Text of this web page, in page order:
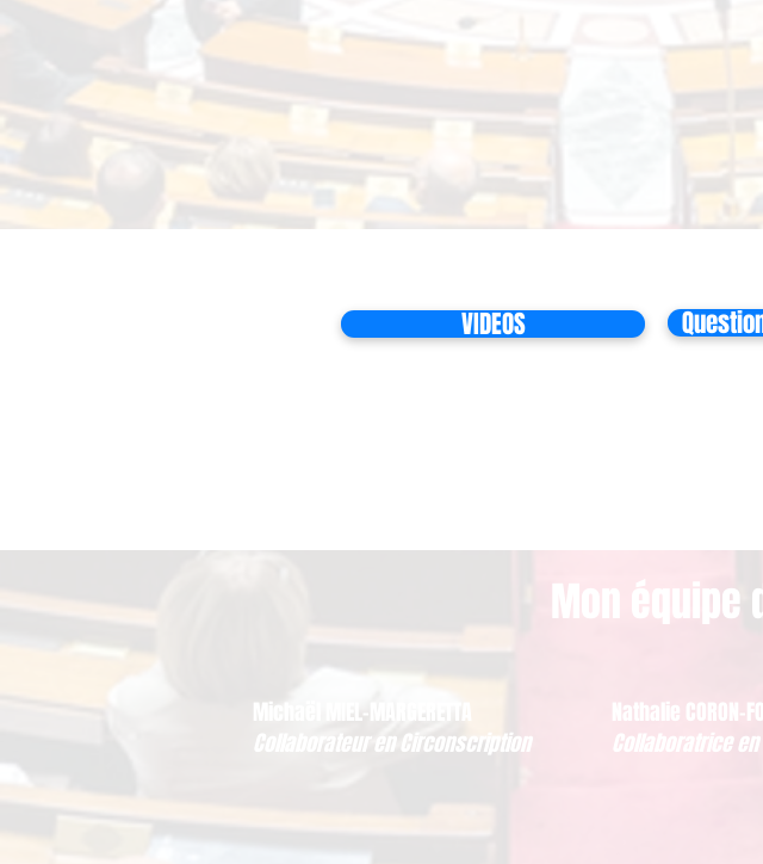
VIDEOS
Mon équipe
Michaël MIEL-MARGERETTA
Collaborateur en Circonscription
Nathalie CORON-
Collaboratrice en